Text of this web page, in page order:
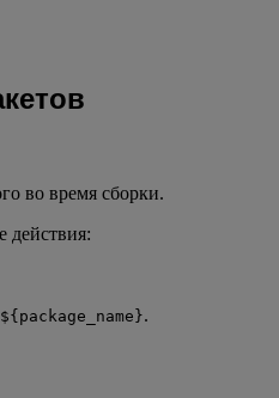
во время сборки.
действия:
.